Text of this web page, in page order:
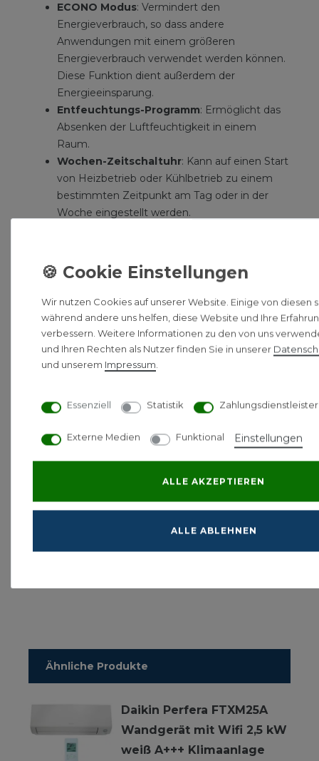
ECONO Modus: Vermindert den
Energieverbrauch, so dass andere
Anwendungen mit einem größeren
Energieverbrauch verwendet werden können.
Diese Funktion dient außerdem der
Energieeinsparung.
Entfeuchtungs-Programm: Ermöglicht das
Absenken der Luftfeuchtigkeit in einem
Raum.
Wochen-Zeitschaltuhr: Kann auf einen Start
von Heizbetrieb oder Kühlbetrieb zu einem
bestimmten Zeitpunkt am Tag oder in der
Woche eingestellt werden.
angeschlossen werden, auch wenn es sich
dabei um Geräte mit unterschiedlichen
Leistungen handelt. Alle Innengeräte können
in derselben Betriebsart (Kühlen oder Heizen)
individuell betrieben werden.
Lieferumfang
Infrarotfernbedienung
Die technischen Daten, sowie weitere Dokumente,
Die Installation darf nur durch autorisiertes, nach §6
ChemKlimaschutzV zertifiziertes Fachpersonal
Ähnliche Produkte
Daikin Perfera FTXM25A
Wandgerät mit Wifi 2,5 kW
weiß A+++ Klimaanlage
Wir nutzen Cookies auf unserer Website. Einige von diesen
während andere uns helfen, diese Website und Ihre
verbessern. Weitere Informationen zu den von uns
und Ihren Rechten als Nutzer finden Sie in unserer
und unserem Impressum.
Essenziell Statistik Zahlungsdienstleister
Externe Medien Funktional Einstellungen
ALLE AKZEPTIEREN
ALLE ABLEHNEN